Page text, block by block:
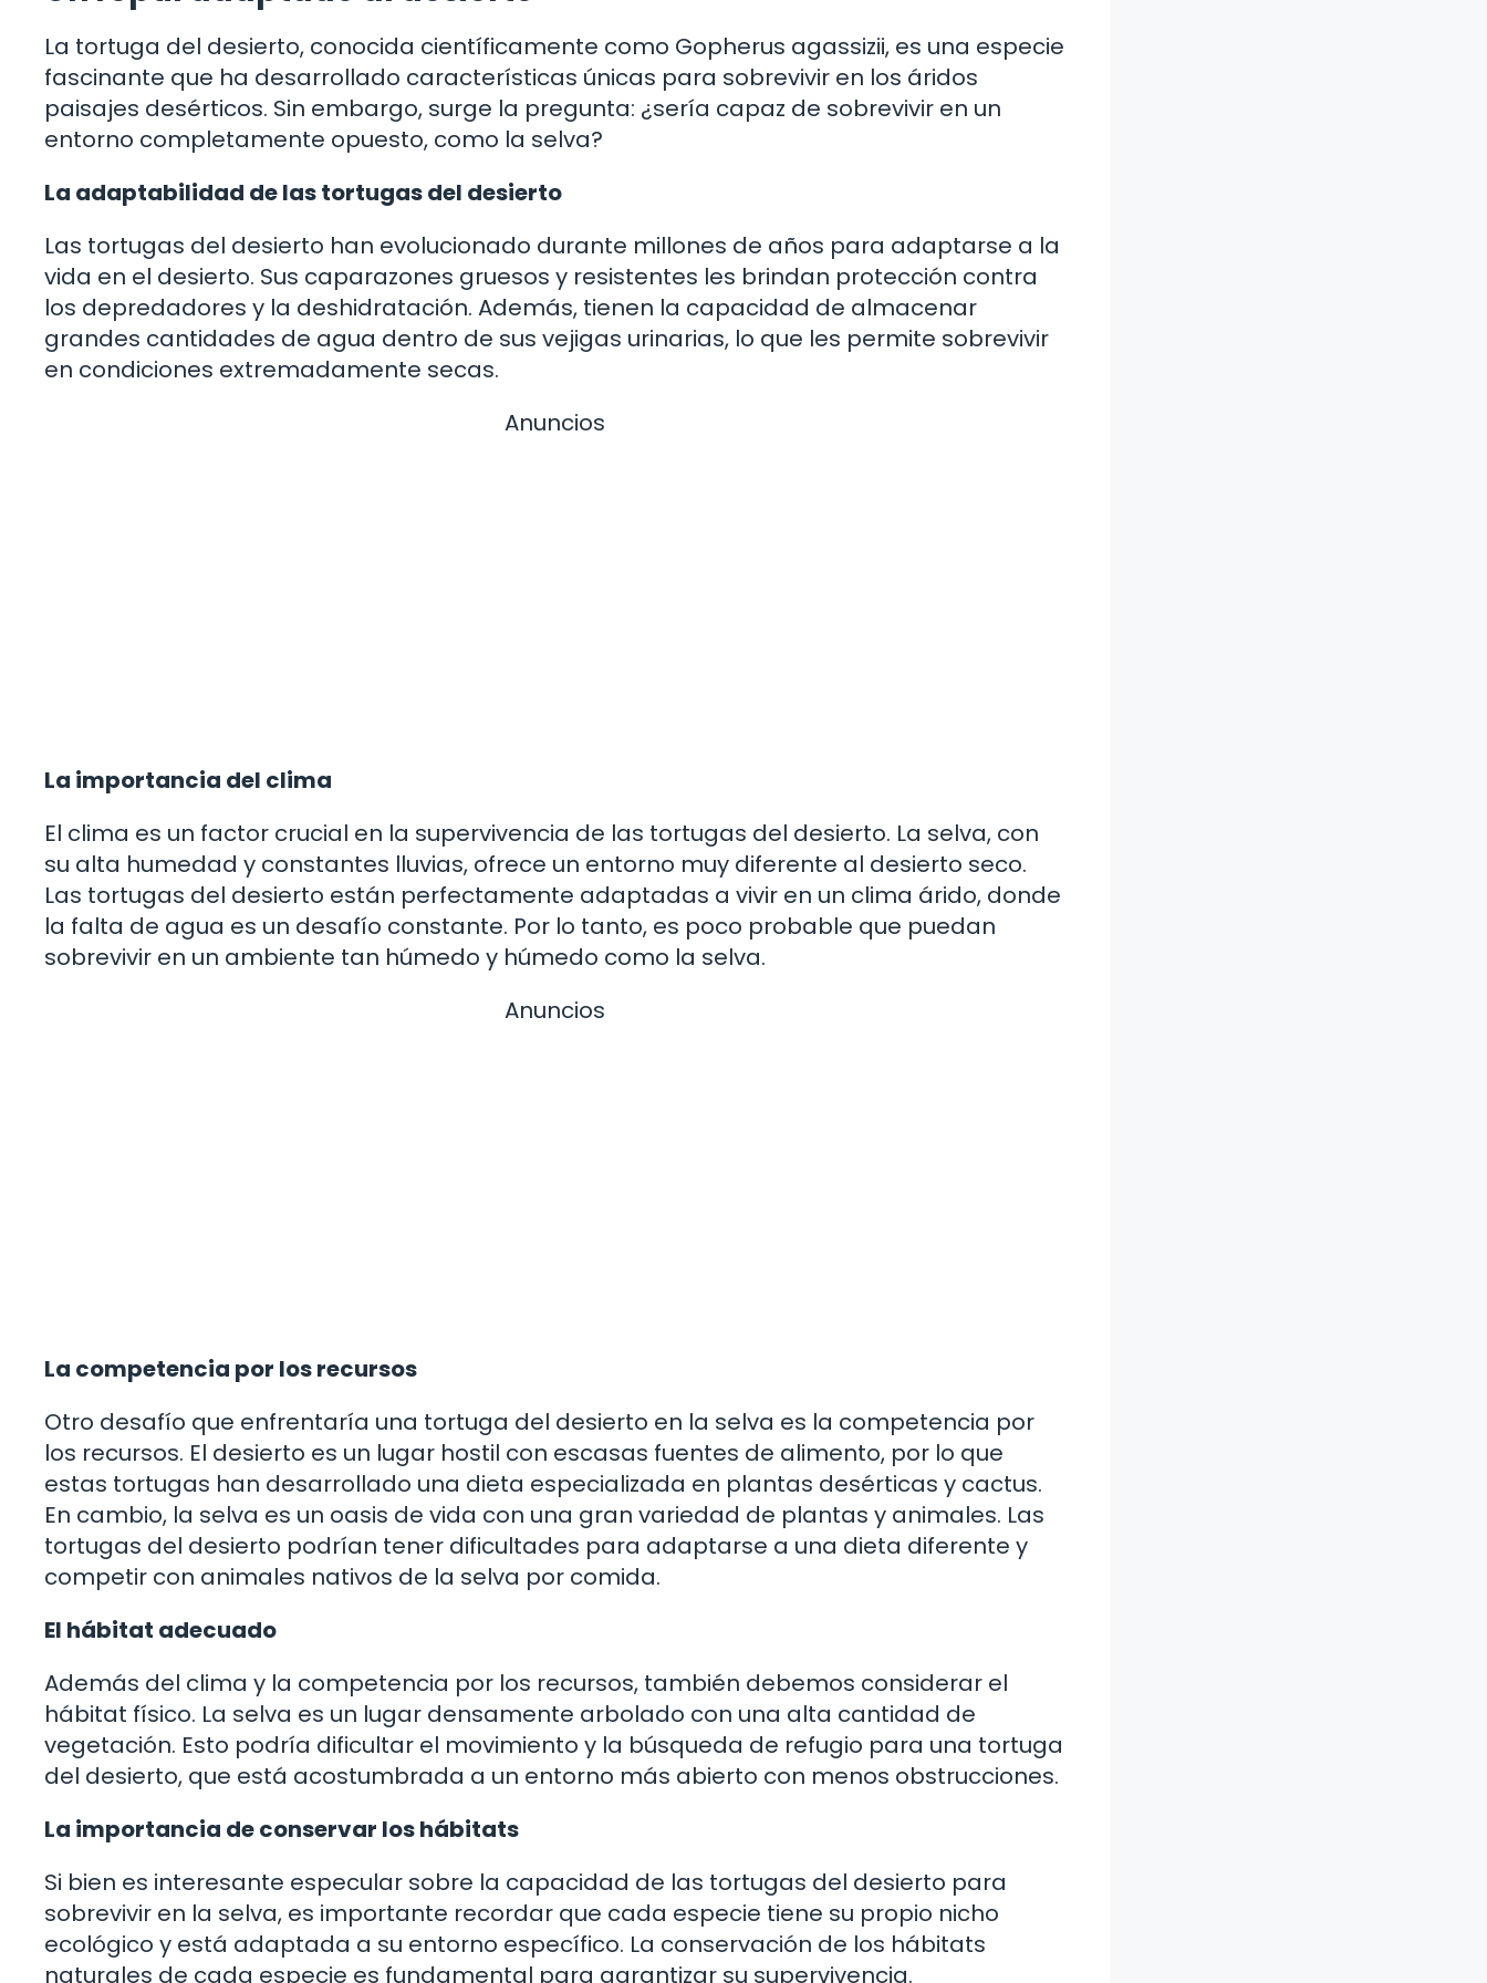
La tortuga del desierto, conocida científicamente como Gopherus agassizii, es una especie
fascinante que ha desarrollado características únicas para sobrevivir en los áridos
paisajes desérticos. Sin embargo, surge la pregunta: ¿sería capaz de sobrevivir en un
entorno completamente opuesto, como la selva?
La adaptabilidad de las tortugas del desierto
Las tortugas del desierto han evolucionado durante millones de años para adaptarse a la
vida en el desierto. Sus caparazones gruesos y resistentes les brindan protección contra
los depredadores y la deshidratación. Además, tienen la capacidad de almacenar
grandes cantidades de agua dentro de sus vejigas urinarias, lo que les permite sobrevivir
en condiciones extremadamente secas.
Anuncios
La importancia del clima
El clima es un factor crucial en la supervivencia de las tortugas del desierto. La selva, con
su alta humedad y constantes lluvias, ofrece un entorno muy diferente al desierto seco.
Las tortugas del desierto están perfectamente adaptadas a vivir en un clima árido, donde
la falta de agua es un desafío constante. Por lo tanto, es poco probable que puedan
sobrevivir en un ambiente tan húmedo y húmedo como la selva.
Anuncios
La competencia por los recursos
Otro desafío que enfrentaría una tortuga del desierto en la selva es la competencia por
los recursos. El desierto es un lugar hostil con escasas fuentes de alimento, por lo que
estas tortugas han desarrollado una dieta especializada en plantas desérticas y cactus.
En cambio, la selva es un oasis de vida con una gran variedad de plantas y animales. Las
tortugas del desierto podrían tener dificultades para adaptarse a una dieta diferente y
competir con animales nativos de la selva por comida.
El hábitat adecuado
Además del clima y la competencia por los recursos, también debemos considerar el
hábitat físico. La selva es un lugar densamente arbolado con una alta cantidad de
vegetación. Esto podría dificultar el movimiento y la búsqueda de refugio para una tortuga
del desierto, que está acostumbrada a un entorno más abierto con menos obstrucciones.
La importancia de conservar los hábitats
Si bien es interesante especular sobre la capacidad de las tortugas del desierto para
sobrevivir en la selva, es importante recordar que cada especie tiene su propio nicho
ecológico y está adaptada a su entorno específico. La conservación de los hábitats
naturales de cada especie es fundamental para garantizar su supervivencia.